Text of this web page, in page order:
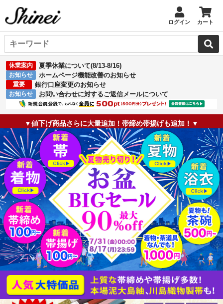
ログイン カート
休業案内 夏季休業について(8/13-8/16)
お知らせ ホームページ機能改善のお知らせ
重要 銀行口座変更のお知らせ
お知らせ お問い合わせに対するご返信メールについて
▼値下げ商品さらに大量追加！帯締め帯揚げも追加！▼